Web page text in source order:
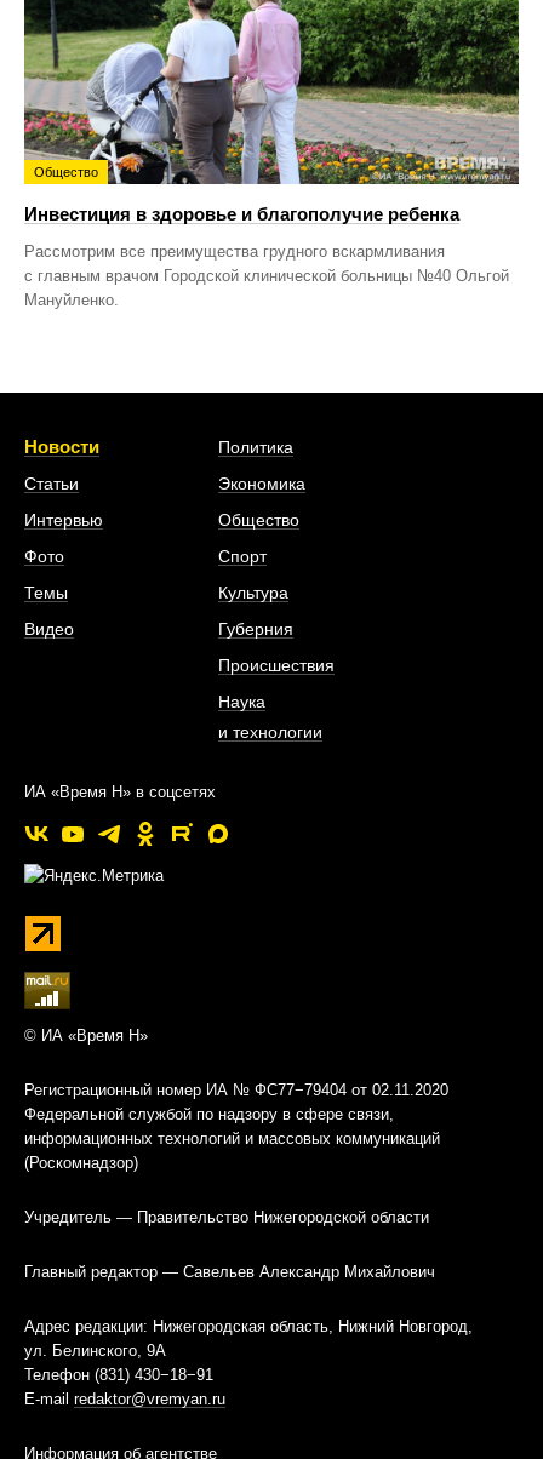
Общество
Инвестиция в здоровье и благополучие ребенка
Рассмотрим все преимущества грудного вскармливания
с главным врачом Городской клинической больницы №40 Ольгой
Мануйленко.
Новости
Статьи
Интервью
Фото
Темы
Видео
Политика
Экономика
Общество
Спорт
Культура
Губерния
Происшествия
Наука
и технологии
ИА «Время Н» в соцсетях
© ИА «Время Н»
Регистрационный номер ИА № ФС77−79404 от 02.11.2020
Федеральной службой по надзору в сфере связи,
информационных технологий и массовых коммуникаций
(Роскомнадзор)
Учредитель — Правительство Нижегородской области
Главный редактор — Савельев Александр Михайлович
Адрес редакции: Нижегородская область, Нижний Новгород,
ул. Белинского, 9А
Телефон (831) 430−18−91
E-mail redaktor@vremyan.ru
Информация об агентстве